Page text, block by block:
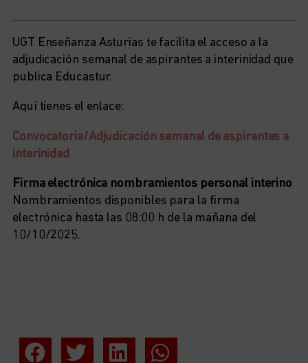
UGT Enseñanza Asturias te facilita el acceso a la
adjudicación semanal de aspirantes a interinidad que
publica Educastur.
Aquí tienes el enlace:
Convocatoria/Adjudicaciónsemanalde aspirantes a
interinidad
Firma electrónica nombramientos personal interino
Nombramientos disponibles para la firma
electrónica hasta las 08:00 h de la mañana del
10/10/2025.